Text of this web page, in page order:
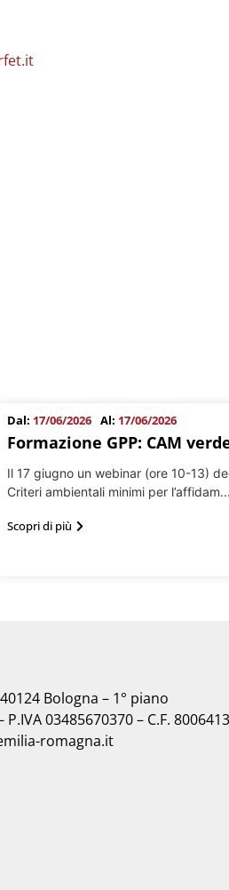
Dal: 17/06/2026 Al: 17/06/2026
Formazione GPP: CAM
Il 17 giugno un webinar (ore 10-13)
Criteri ambientali minimi per l’affidam...
Scopri di più
Bologna – 1° piano
P.IVA 03485670370 – C.F.
romagna.it